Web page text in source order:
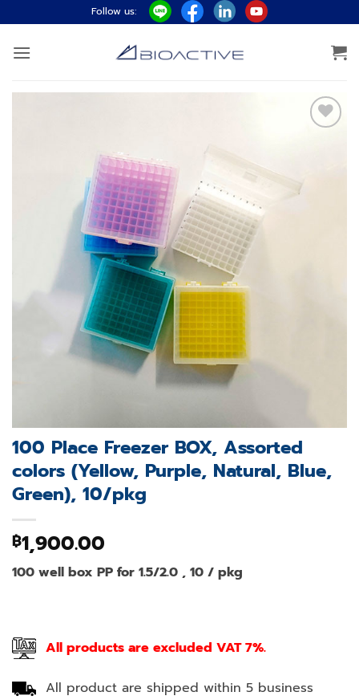
ไป
ยัง
Follow us:
100 Place Freezer BOX, Assorted
colors (Yellow, Purple, Natural, Blue,
Green), 10/pkg
฿1,900.00
100 well box PP for 1.5/2.0 , 10 / pkg
All products are excluded VAT 7%.
All product are shipped within 5 business